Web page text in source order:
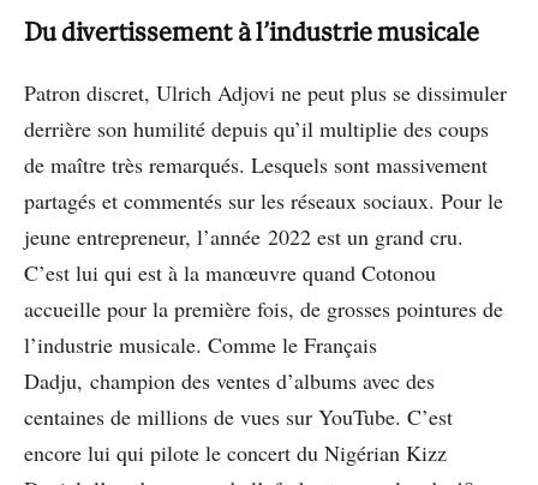
Du divertissement à l’industrie musicale
Patron discret, Ulrich Adjovi ne peut plus se dissimuler
derrière son humilité depuis qu’il multiplie des coups
de maître très remarqués. Lesquels sont massivement
partagés et commentés sur les réseaux sociaux. Pour le
jeune entrepreneur, l’année 2022 est un grand cru.
C’est lui qui est à la manœuvre quand Cotonou
accueille pour la première fois, de grosses pointures de
l’industrie musicale. Comme le Français
Dadju, champion des ventes d’albums avec des
centaines de millions de vues sur YouTube. C’est
encore lui qui pilote le concert du Nigérian Kizz